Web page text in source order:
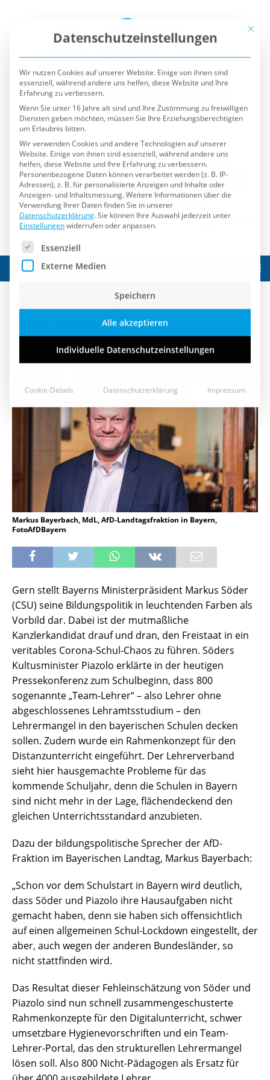
Söder führt Bayern ins Corona-
4. September 2020
Markus Bayerbach, MdL, AfD-Landtagsfraktion in Bayern,
FotoAfDBayern
Gern stellt Bayerns Ministerpräsident Markus Söder
(CSU) seine Bildungspolitik in leuchtenden Farben als
Vorbild dar. Dabei ist der mutmaßliche
Kanzlerkandidat drauf und dran, den Freistaat in ein
veritables Corona-Schul-Chaos zu führen. Söders
Kultusminister Piazolo erklärte in der heutigen
Pressekonferenz zum Schulbeginn, dass 800
sogenannte „Team-Lehrer“ – also Lehrer ohne
abgeschlossenes Lehramtsstudium – den
Lehrermangel in den bayerischen Schulen decken
sollen. Zudem wurde ein Rahmenkonzept für den
Distanzunterricht eingeführt. Der Lehrerverband
sieht hier hausgemachte Probleme für das
kommende Schuljahr, denn die Schulen in Bayern
sind nicht mehr in der Lage, flächendeckend den
gleichen Unterrichtsstandard anzubieten.
Dazu der bildungspolitische Sprecher der AfD-
Fraktion im Bayerischen Landtag, Markus Bayerbach:
„Schon vor dem Schulstart in Bayern wird deutlich,
dass Söder und Piazolo ihre Hausaufgaben nicht
gemacht haben, denn sie haben sich offensichtlich
auf einen allgemeinen Schul-Lockdown eingestellt, der
aber, auch wegen der anderen Bundesländer, so
nicht stattfinden wird.
Das Resultat dieser Fehleinschätzung von Söder und
Piazolo sind nun schnell zusammengeschusterte
Rahmenkonzepte für den Digitalunterricht, schwer
umsetzbare Hygienevorschriften und ein Team-
Lehrer-Portal, das den strukturellen Lehrermangel
lösen soll. Also 800 Nicht-Pädagogen als Ersatz für
Datenschutzeinstellungen
essenziell, während andere uns helfen, diese Website und Ihre
Erfahrung zu verbessern.
Wenn Sie unter 16 Jahre alt sind und Ihre Zustimmung zu freiwilligen
Diensten geben möchten, müssen Sie Ihre Erziehungsberechtigten
um Erlaubnis bitten.
Wir verwenden Cookies und andere Technologien auf unserer
Website. Einige von ihnen sind essenziell, während andere uns
helfen, diese Website und Ihre Erfahrung zu verbessern.
Personenbezogene Daten können verarbeitet werden (z. B. IP-
Adressen), z. B. für personalisierte Anzeigen und Inhalte oder
Anzeigen- und Inhaltsmessung.Weitere Informationen über die
Verwendung Ihrer Daten finden Sie in unserer
Datenschutzerklärung. Sie können Ihre Auswahl jederzeit unter
Einstellungenwiderrufen oder anpassen.